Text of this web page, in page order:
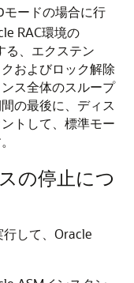
モードの場合に行
RAC環境の
る、エクステン
およびロック解除
ス全体のスループ
の最後に、ディス
トして、標準モー
の停止につ
行して、Oracle